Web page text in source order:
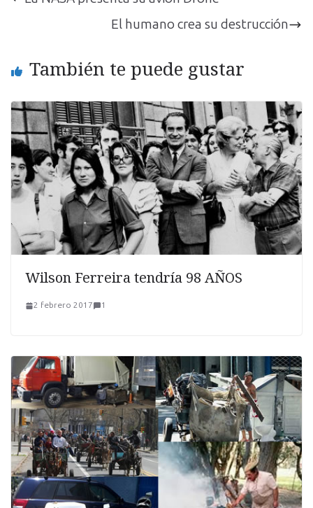
El humano crea su destrucción
También te puede gustar
Wilson Ferreira tendría 98 AÑOS
2 febrero 2017 1